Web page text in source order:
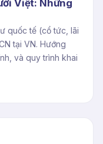
Việt: Những
quốc tế (cổ tức, lãi
tại VN. Hướng
và quy trình khai